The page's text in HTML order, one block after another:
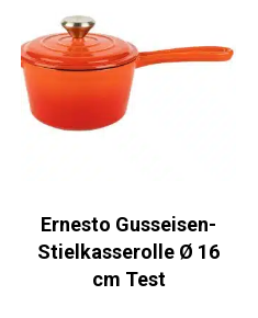
Ernesto Gusseisen-
Stielkasserolle Ø 16
cm Test